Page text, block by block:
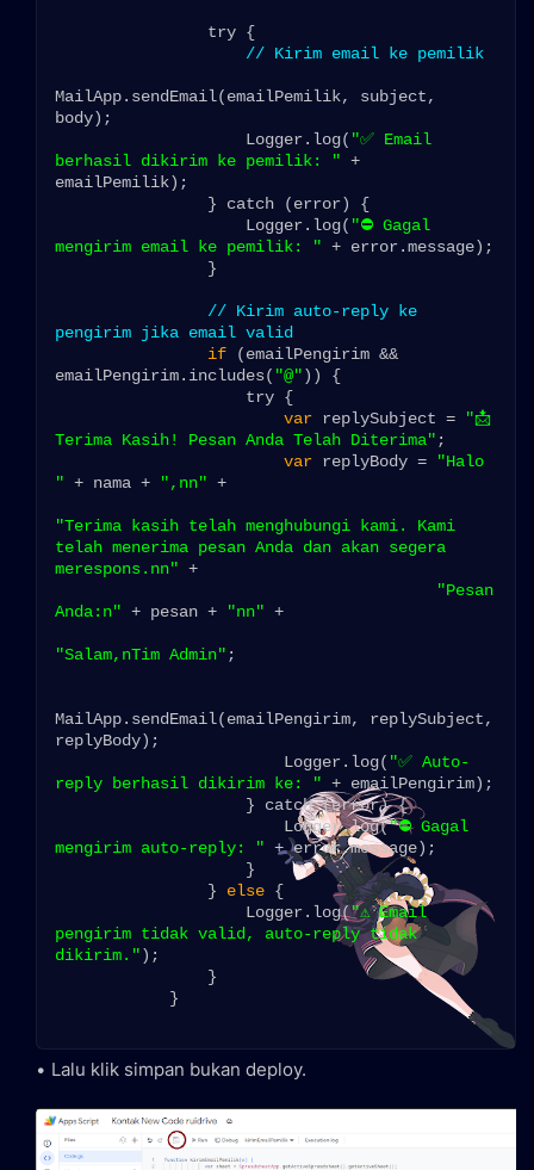
// Kirim email ke pemilik
MailApp.sendEmail(emailPemilik, subject,
body);
                    Logger.log(
"✅ Email
berhasil dikirim ke pemilik: " +
emailPemilik);
                    Logger.log(
"⛔ Gagal
mengirim email ke pemilik: " + error.message);
// Kirim auto-reply ke
pengirim jika email valid
if (emailPengirim &&
emailPengirim.includes( "@")) {
var replySubject =
"📩
Terima Kasih! Pesan Anda Telah Diterima" ;
var replyBody =
"Halo
" + nama + ",nn" +
"Terima kasih telah menghubungi kami. Kami
telah menerima pesan Anda dan akan segera
merespons.nn" +
"Pesan
Anda:n" + pesan + "nn" +
"Salam,nTim Admin" ;
MailApp.sendEmail(emailPengirim, replySubject,
replyBody);
                        Logger.log(
"✅ Auto-
reply berhasil dikirim ke: " + emailPengirim);
                        Logger.log(
"⛔ Gagal
mengirim auto-reply: " + error.message);
                }
else {
                    Logger.log(
"⚠️ Email
pengirim tidak valid, auto-reply tidak
dikirim.");
Lalu klik simpan bukan deploy.